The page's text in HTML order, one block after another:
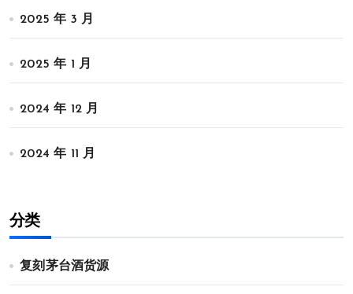
2025 年 3 月
2025 年 1 月
2024 年 12 月
2024 年 11 月
分类
复刻茅台酒货源